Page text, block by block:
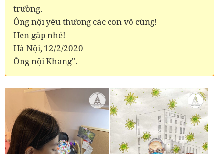
trường.
Ông nội yêu thương các con vô cùng!
Hẹn gặp nhé!
Hà Nội, 12/2/2020
Ông nội Khang".